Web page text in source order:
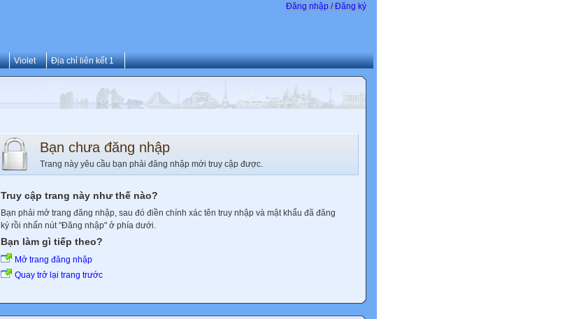
Đăng nhập / Đăng ký
Violet Địa chỉ liên kết 1
Bạn chưa đăng nhập
Trang này yêu cầu bạn phải đăng nhập mới truy cập được.
Truy cập trang này như thế nào?
Bạn phải mở trang đăng nhập, sau đó điền chính xác tên truy nhập và mật khẩu đã đăng
ký rồi nhấn nút "Đăng nhập" ở phía dưới.
Bạn làm gì tiếp theo?
Mở trang đăng nhập
Quay trở lại trang trước